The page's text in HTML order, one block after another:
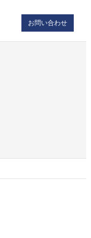
お問い合わせ